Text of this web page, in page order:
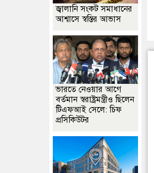
জ্বালানি সংকট সমাধানের
আশ্বাসে স্বস্তির আভাস
ভারতে নেওয়ার আগে
বর্তমান স্বরাষ্ট্রমন্ত্রীও ছিলেন
টিএফআই সেলে: চিফ
প্রসিকিউটর